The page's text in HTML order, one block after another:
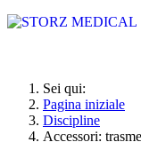
Sei qui:
Pagina iniziale
Discipline
Accessori: